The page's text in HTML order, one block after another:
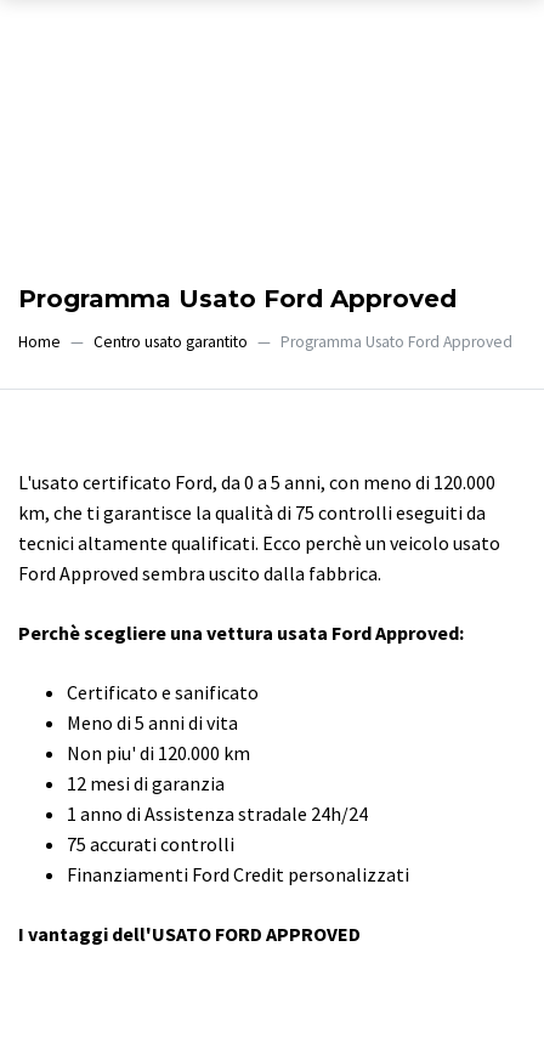
Programma Usato Ford Approved
Home Centro usato garantito Programma Usato Ford Approved
L'usato certificato Ford, da 0 a 5 anni, con meno di 120.000
km, che ti garantisce la qualità di 75 controlli eseguiti da
tecnici altamente qualificati. Ecco perchè un veicolo usato
Ford Approved sembra uscito dalla fabbrica.
Perchè scegliere una vettura usata Ford Approved:
Certificato e sanificato
Meno di 5 anni di vita
Non piu' di 120.000 km
12 mesi di garanzia
1 anno di Assistenza stradale 24h/24
75 accurati controlli
Finanziamenti Ford Credit personalizzati
I vantaggi dell'USATO FORD APPROVED